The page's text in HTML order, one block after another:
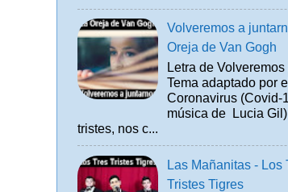
Volveremos a
Oreja de Van Gogh
Letra de
Tema adaptado por el
Coronavirus (Covid-
música de Lucia
tristes, nos c...
Las Mañanitas - Los
Tristes Tigres